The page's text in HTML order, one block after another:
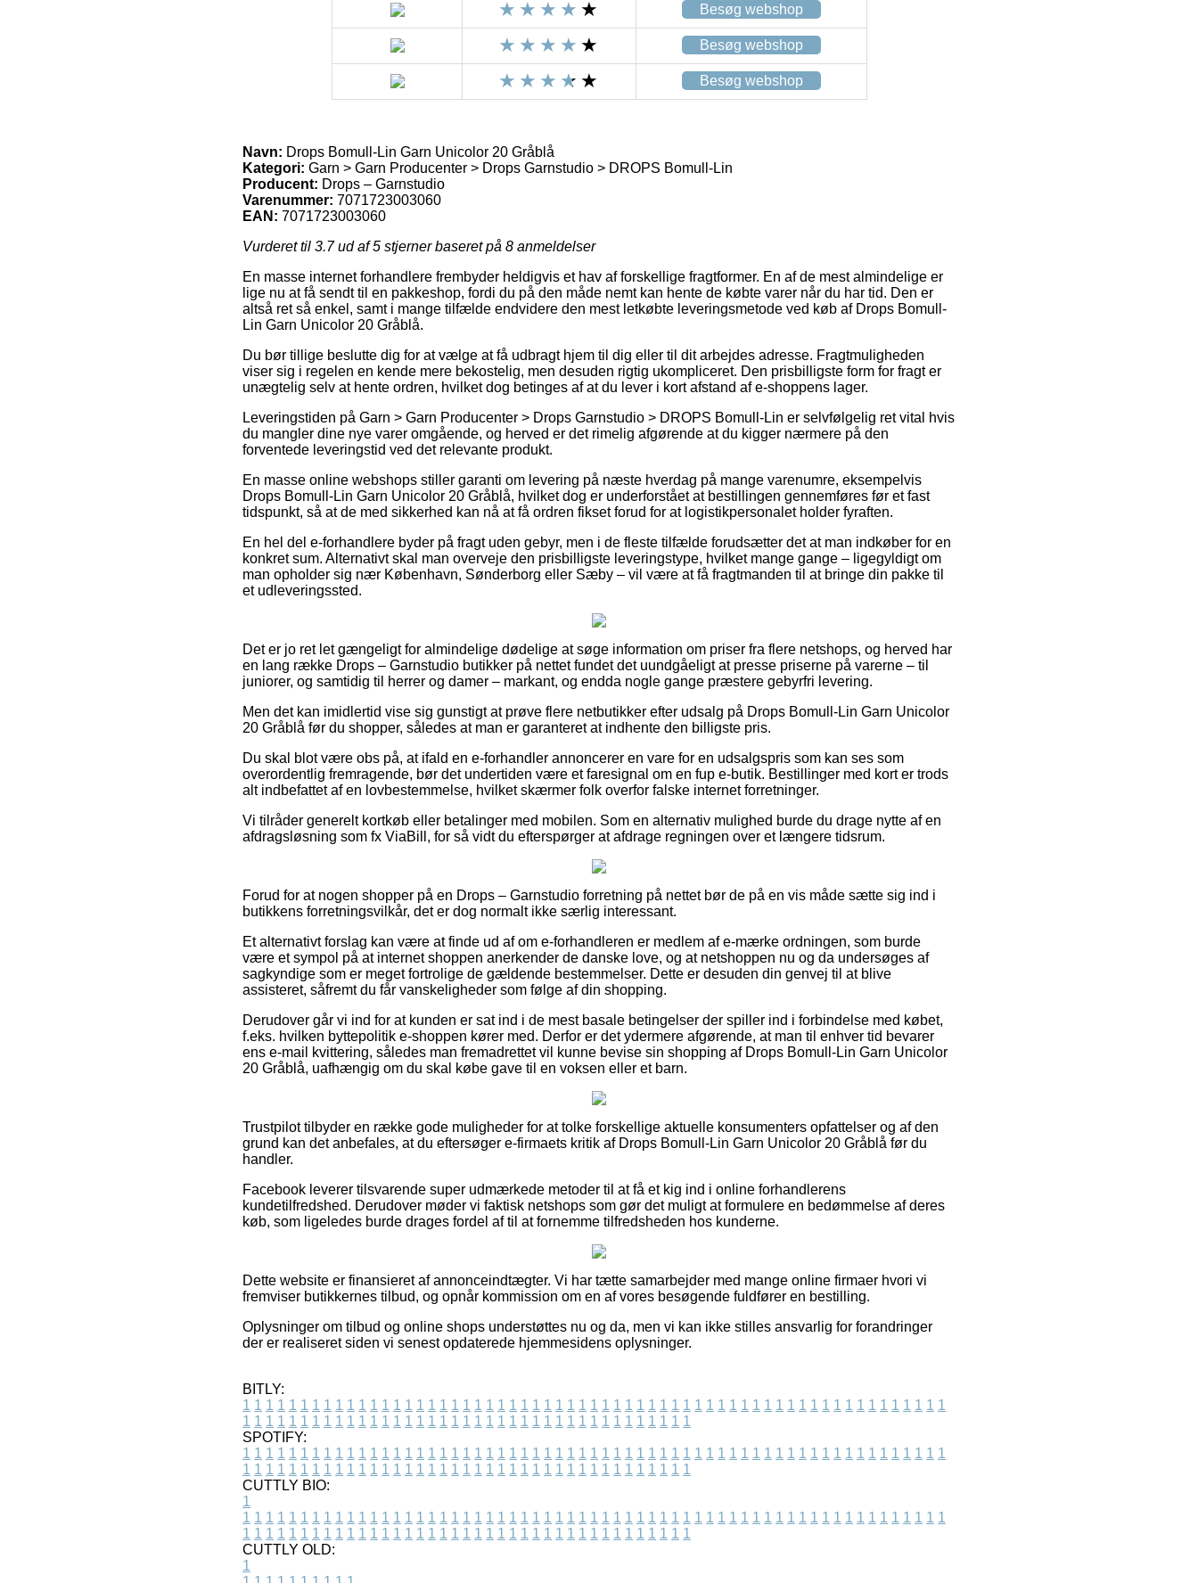
Besøg webshop
Besøg webshop
Besøg webshop
Navn: Drops Bomull-Lin Garn Unicolor 20 Gråblå
Kategori: Garn > Garn Producenter > Drops Garnstudio > DROPS Bomull-Lin
Producent: Drops – Garnstudio
Varenummer: 7071723003060
EAN: 7071723003060
Vurderet til 3.7ud af 5 stjerner baseret på 8 anmeldelser
En masse internet forhandlere frembyder heldigvis et hav af forskellige fragtformer. En af de mest almindelige er
lige nu at få sendt til en pakkeshop, fordi du på den måde nemt kan hente de købte varer når du har tid. Den er
altså ret så enkel, samt i mange tilfælde endvidere den mest letkøbte leveringsmetode ved køb af Drops Bomull-
Lin Garn Unicolor 20 Gråblå.
Du bør tillige beslutte dig for at vælge at få udbragt hjem til dig eller til dit arbejdes adresse. Fragtmuligheden
viser sig i regelen en kende mere bekostelig, men desuden rigtig ukompliceret. Den prisbilligste form for fragt er
unægtelig selv at hente ordren, hvilket dog betinges af at du lever i kort afstand af e-shoppens lager.
Leveringstiden på Garn > Garn Producenter > Drops Garnstudio > DROPS Bomull-Lin er selvfølgelig ret vital hvis
du mangler dine nye varer omgående, og herved er det rimelig afgørende at du kigger nærmere på den
forventede leveringstid ved det relevante produkt.
En masse online webshops stiller garanti om levering på næste hverdag på mange varenumre, eksempelvis
Drops Bomull-Lin Garn Unicolor 20 Gråblå, hvilket dog er underforstået at bestillingen gennemføres før et fast
tidspunkt, så at de med sikkerhed kan nå at få ordren fikset forud for at logistikpersonalet holder fyraften.
En hel del e-forhandlere byder på fragt uden gebyr, men i de fleste tilfælde forudsætter det at man indkøber for en
konkret sum. Alternativt skal man overveje den prisbilligste leveringstype, hvilket mange gange – ligegyldigt om
man opholder sig nær København, Sønderborg eller Sæby – vil være at få fragtmanden til at bringe din pakke til
et udleveringssted.
Det er jo ret let gængeligt for almindelige dødelige at søge information om priser fra flere netshops, og herved har
en lang række Drops – Garnstudio butikker på nettet fundet det uundgåeligt at presse priserne på varerne – til
juniorer, og samtidig til herrer og damer – markant, og endda nogle gange præstere gebyrfri levering.
Men det kan imidlertid vise sig gunstigt at prøve flere netbutikker efter udsalg på Drops Bomull-Lin Garn Unicolor
20 Gråblå før du shopper, således at man er garanteret at indhente den billigste pris.
Du skal blot være obs på, at ifald en e-forhandler annoncerer en vare for en udsalgspris som kan ses som
overordentlig fremragende, bør det undertiden være et faresignal om en fup e-butik. Bestillinger med kort er trods
alt indbefattet af en lovbestemmelse, hvilket skærmer folk overfor falske internet forretninger.
Vi tilråder generelt kortkøb eller betalinger med mobilen. Som en alternativ mulighed burde du drage nytte af en
afdragsløsning som fx ViaBill, for så vidt du efterspørger at afdrage regningen over et længere tidsrum.
Forud for at nogen shopper på en Drops – Garnstudio forretning på nettet bør de på en vis måde sætte sig ind i
butikkens forretningsvilkår, det er dog normalt ikke særlig interessant.
Et alternativt forslag kan være at finde ud af om e-forhandleren er medlem af e-mærke ordningen, som burde
være et sympol på at internet shoppen anerkender de danske love, og at netshoppen nu og da undersøges af
sagkyndige som er meget fortrolige de gældende bestemmelser. Dette er desuden din genvej til at blive
assisteret, såfremt du får vanskeligheder som følge af din shopping.
Derudover går vi ind for at kunden er sat ind i de mest basale betingelser der spiller ind i forbindelse med købet,
f.eks. hvilken byttepolitik e-shoppen kører med. Derfor er det ydermere afgørende, at man til enhver tid bevarer
ens e-mail kvittering, således man fremadrettet vil kunne bevise sin shopping af Drops Bomull-Lin Garn Unicolor
20 Gråblå, uafhængig om du skal købe gave til en voksen eller et barn.
Trustpilot tilbyder en række gode muligheder for at tolke forskellige aktuelle konsumenters opfattelser og af den
grund kan det anbefales, at du eftersøger e-firmaets kritik af Drops Bomull-Lin Garn Unicolor 20 Gråblå før du
handler.
Facebook leverer tilsvarende super udmærkede metoder til at få et kig ind i online forhandlerens
kundetilfredshed. Derudover møder vi faktisk netshops som gør det muligt at formulere en bedømmelse af deres
køb, som ligeledes burde drages fordel af til at fornemme tilfredsheden hos kunderne.
Dette website er finansieret af annonceindtægter. Vi har tætte samarbejder med mange online firmaer hvori vi
fremviser butikkernes tilbud, og opnår kommission om en af vores besøgende fuldfører en bestilling.
Oplysninger om tilbud og online shops understøttes nu og da, men vi kan ikke stilles ansvarlig for forandringer
der er realiseret siden vi senest opdaterede hjemmesidens oplysninger.
BITLY:
1 1 1 1 1 1 1 1 1 1 1 1 1 1 1 1 1 1 1 1 1 1 1 1 1 1 1 1 1 1 1 1 1 1 1 1 1 1 1 1 1 1 1 1 1 1 1 1 1 1 1 1 1 1 1 1 1 1 1 1 1
1 1 1 1 1 1 1 1 1 1 1 1 1 1 1 1 1 1 1 1 1 1 1 1 1 1 1 1 1 1 1 1 1 1 1 1 1 1 1
SPOTIFY:
1 1 1 1 1 1 1 1 1 1 1 1 1 1 1 1 1 1 1 1 1 1 1 1 1 1 1 1 1 1 1 1 1 1 1 1 1 1 1 1 1 1 1 1 1 1 1 1 1 1 1 1 1 1 1 1 1 1 1 1 1
1 1 1 1 1 1 1 1 1 1 1 1 1 1 1 1 1 1 1 1 1 1 1 1 1 1 1 1 1 1 1 1 1 1 1 1 1 1 1
CUTTLY BIO:
1
1 1 1 1 1 1 1 1 1 1 1 1 1 1 1 1 1 1 1 1 1 1 1 1 1 1 1 1 1 1 1 1 1 1 1 1 1 1 1 1 1 1 1 1 1 1 1 1 1 1 1 1 1 1 1 1 1 1 1 1 1
1 1 1 1 1 1 1 1 1 1 1 1 1 1 1 1 1 1 1 1 1 1 1 1 1 1 1 1 1 1 1 1 1 1 1 1 1 1 1
CUTTLY OLD:
1